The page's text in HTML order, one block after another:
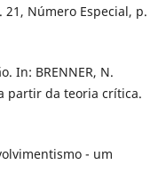
21, Número Especial, p.
In: BRENNER, N.
partir da teoria crítica.
- um